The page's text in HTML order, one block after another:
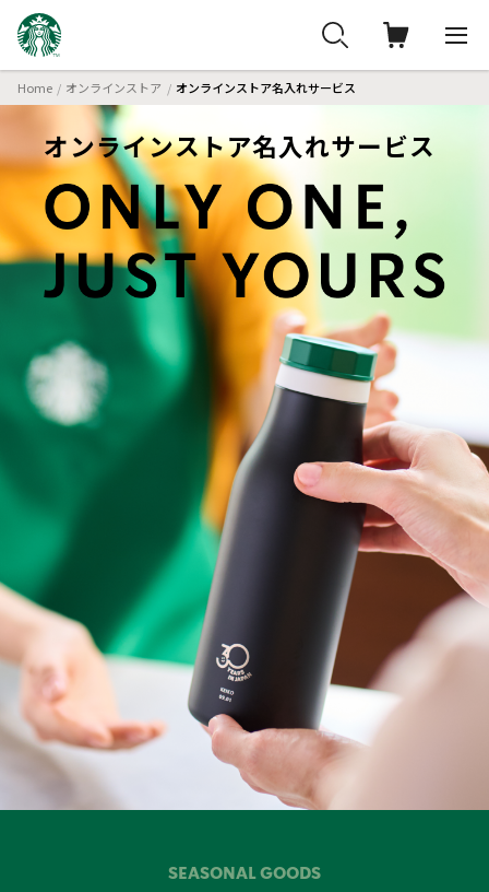
Home オンラインストア オンラインストア名入れサービス
オンラインストア名入れサービス
SEASONAL GOODS